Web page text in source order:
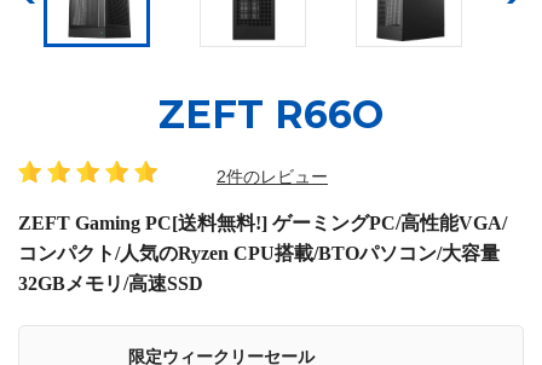
ZEFT R66O
2件のレビュー
ZEFT Gaming PC[送料無料!] ゲーミングPC/高性能VGA/
コンパクト/人気のRyzen CPU搭載/BTOパソコン/大容量
32GBメモリ/高速SSD
限定ウィークリーセール